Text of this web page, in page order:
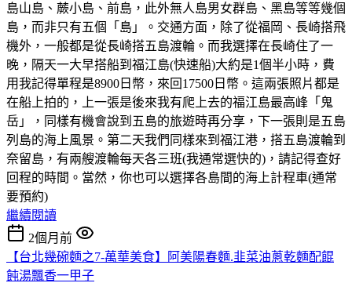
島山島、蕨小島、前島，此外無人島男女群島、黑島等等幾個
島，而非只有五個「島」。交通方面，除了從福岡、長崎搭飛
機外，一般都是從長崎搭五島渡輪。而我選擇在長崎住了一
晚，隔天一大早搭船到福江島(快速船)大約是1個半小時，費
用我記得單程是8900日幣，來回17500日幣。這兩張照片都是
在船上拍的，上一張是後來我有爬上去的福江島最高峰「鬼
岳」，同樣有機會說到五島的旅遊時再分享，下一張則是五島
列島的海上風景。第二天我們同樣來到福江港，搭五島渡輪到
奈留島，有兩艘渡輪每天各三班(我通常選快的)，請記得查好
回程的時間。當然，你也可以選擇各島間的海上計程車(通常
要預約)
繼續閱讀
2個月前
【台北幾碗麵之7-萬華美食】阿美陽春麵.韭菜油蔥乾麵配餛
飩湯飄香一甲子